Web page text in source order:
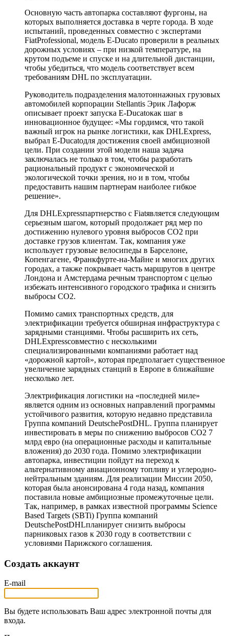
Основную часть автопарка составляют фургоны, на
которых выполняется доставка в черте города. В ходе
испытаний, проведенных совместно с экспертами
FiatProfessional, модель E-Ducato проверили в реальных
дорожных условиях – при низкой температуре, на
крутом подъеме и спуске и на длительной дистанции,
чтобы убедиться, что модель соответствует всем
требованиям DHL по эксплуатации.
Руководитель подразделения малотоннажных грузовых
автомобилей корпорации Stellantis Эрик Лафорж
описывает проект запуска E-Ducatoкак шаг в
инновационное будущее: «Мы гордимся, что такой
важный игрок на рынке логистики, как DHLExpress,
выбрал E-Ducatoдля достижения своей амбициозной
цели. При создании этой модели наша задача
заключалась не только в том, чтобы разработать
рациональный продукт с экономической и
экологической точки зрения, но и в том, чтобы
предоставить нашим партнерам наиболее гибкое
решение».
Для DHLExpressпартнерство с Fiatявляется следующим
серьезным шагом, который продолжает ряд мер по
достижению нулевого уровня выбросов CO2 при
доставке грузов клиентам. Так, компания уже
использует грузовые велосипеды в Барселоне,
Копенгагене, Франкфурте-на-Майне и многих других
городах, а также покрывает часть маршрутов в центре
Лондона и Амстердама речным транспортом с целью
избежать интенсивного городского трафика и снизить
выбросы CO2.
Помимо самих транспортных средств, для
электрификации требуется обширная инфраструктура с
зарядными станциями. Чтобы расширить их сеть,
DHLExpressсовместно с несколькими
специализированными компаниями работает над
«дорожной картой», которая предполагает существенное
увеличение зарядных станций в Европе в ближайшие
несколько лет.
Электрификация логистики на «последней миле»
является одним из основных направлений программы
устойчивого развития, которую недавно представила
Группа компаний DeutschePostDHL. Группа планирует
инвестировать в меры по снижению выбросов CO2 7
млрд евро (на операционные расходы и капитальные
вложения) до 2030 года. Помимо электрификации
автопарка, инвестиции пойдут на переход к
альтернативному авиационному топливу и углеродно-
нейтральным зданиям. Для реализации Миссии 2050,
которая была анонсирована 4 года назад, компания
поставила новые амбициозные промежуточные цели.
Так, например, в рамках известной программы Science
Based Targets (SBTi) Группа компаний
DeutschePostDHLпланирует снизить выбросы
парниковых газов к 2030 году в соответствии с
условиями Парижского соглашения.
Создать аккаунт
E-mail
Вы будете использовать Ваш адрес электронной почты для
входа.